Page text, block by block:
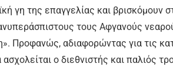
γη της επαγγελίας και
τους Αφγανούς
Προφανώς, αδιαφορώντας για τις
ο διεθνιστής και παλιός